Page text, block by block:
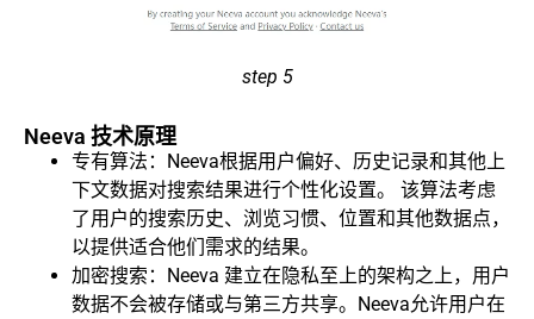
step 5
Neeva 技术原理
专有算法：Neeva根据用户偏好、历史记录和其他上
下文数据对搜索结果进行个性化设置。 该算法考虑
了用户的搜索历史、浏览习惯、位置和其他数据点，
以提供适合他们需求的结果。
加密搜索：Neeva 建立在隐私至上的架构之上，用户
数据不会被存储或与第三方共享。Neeva允许用户在